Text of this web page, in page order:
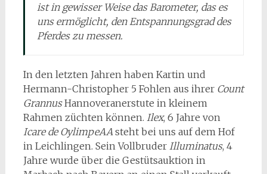
ist in gewisser Weise das Barometer, das es
uns ermöglicht, den Entspannungsgrad des
Pferdes zu messen.
In den letzten Jahren haben Kartin und
Hermann-Christopher 5 Fohlen aus ihrer Count
GrannusHannoveranerstute in kleinem
Rahmen züchten können. Ilex, 6 Jahre von
Icare de OylimpeAAsteht bei uns auf dem Hof
in Leichlingen. Sein Vollbruder Illuminatus, 4
Jahre wurde über die Gestütsauktion in